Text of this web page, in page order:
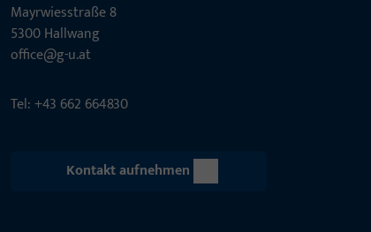
Mayrwies­straße 8
5300 Hall­wang
office@g-u.at
Tel: +43 662 664830
Kontakt aufnehmen